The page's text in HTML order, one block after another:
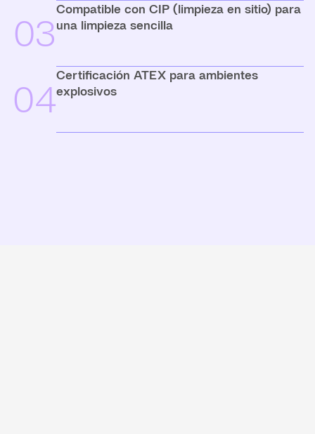
03
Compatible con CIP (limpieza en sitio) para
una limpieza sencilla
04
Certificación ATEX para ambientes
explosivos